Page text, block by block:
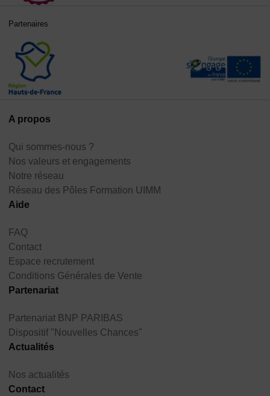
A propos
Qui sommes-nous ?
Nos valeurs et engagements
Notre réseau
Réseau des Pôles Formation UIMM
Aide
FAQ
Contact
Espace recrutement
Conditions Générales de Vente
Partenariat
Partenariat BNP PARIBAS
Dispositif "Nouvelles Chances"
Actualités
Nos actualités
Contact
Partenaires